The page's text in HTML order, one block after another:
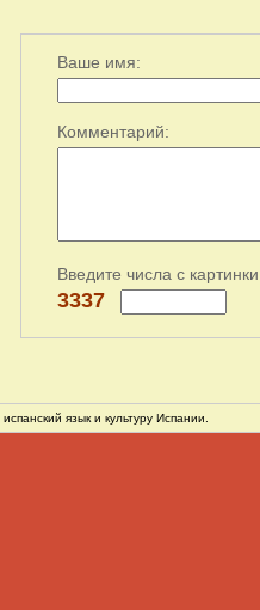
Ваше имя:
Комментарий:
Введите числа с
3337
язык и культуру Испании.